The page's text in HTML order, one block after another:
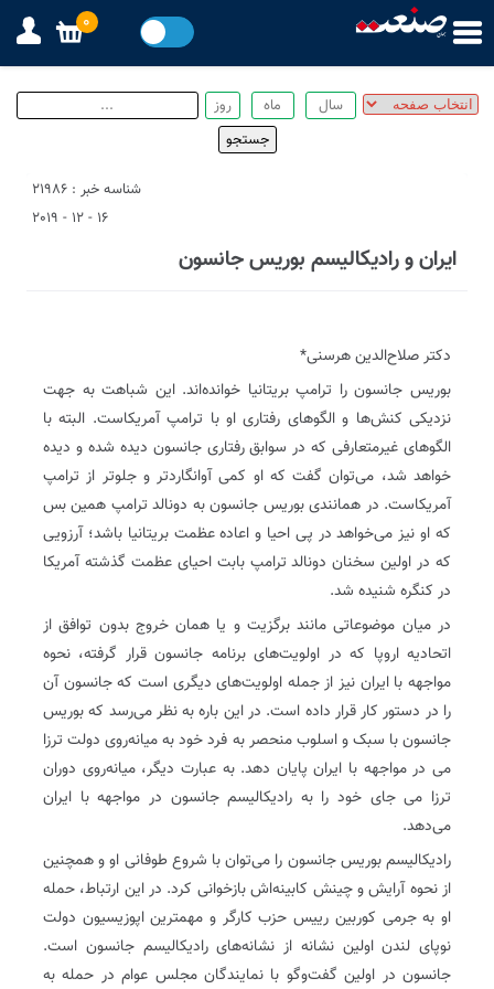
شناسه خبر : 21986
16 - 12 - 2019
ایران و رادیکالیسم بوریس جانسون
دکتر صلاح‌الدین هرسنی*
بوریس جانسون را ترامپ بریتانیا خوانده‌اند. این شباهت به جهت
نزدیکی کنش‌ها و الگو‌های رفتاری او با ترامپ آمریکاست. البته با
الگو‌های غیر‌متعارفی که در سوابق رفتاری جانسون دیده شده و دیده
خواهد شد، می‌توان گفت که او کمی آوانگاردتر و جلوتر از ترامپ
آمریکاست. در همانندی بوریس جانسون به دونالد ترامپ همین بس
که او نیز می‌خواهد در پی احیا و اعاده عظمت بریتانیا باشد؛ آرزویی
که در اولین سخنان دونالد ترامپ بابت احیای عظمت گذشته آمریکا
در کنگره شنیده شد.
در میان موضوعاتی مانند برگزیت و یا همان خروج بدون توافق از
اتحادیه اروپا که در اولویت‌های برنامه جانسون قرار گرفته، نحوه
مواجهه با ایران نیز از جمله اولویت‌های دیگری است که جانسون آن
را در دستور کار قرار داده است. در این باره به نظر می‌رسد که بوریس
جانسون با سبک و اسلوب منحصر به فرد خود به میانه‌روی دولت ترزا
می‌ در مواجهه با ایران پایان دهد. به عبارت دیگر، میانه‌روی دوران
ترزا می‌ جای خود را به رادیکالیسم جانسون در مواجهه با ایران
می‌دهد.
رادیکالیسم بوریس جانسون را می‌توان با شروع طوفانی او و همچنین
از نحوه آرایش و چینش کابینه‌اش باز‌خوانی کرد. در این ارتباط، حمله
او به جرمی کوربین رییس حزب کارگر و مهمترین اپوزیسیون دولت
نو‌پای لندن اولین نشانه از نشانه‌های رادیکالیسم جانسون است.
جانسون در اولین گفت‌وگو با نمایندگان مجلس عوام در حمله به
0